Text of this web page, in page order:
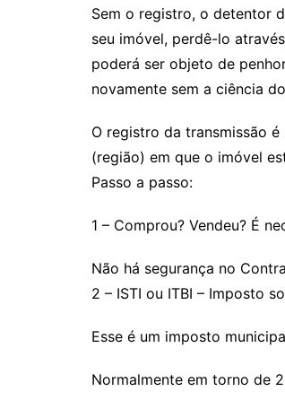
Sem o registro, o detentor
seu imóvel, perdê-lo
poderá ser objeto de
novamente sem a ciência
O registro da transmissão
(região) em que o imóvel
Passo a passo:
1 – Comprou? Vendeu? É
Não há segurança no
2 – ISTI ou ITBI – Imposto
Esse é um imposto
Normalmente em torno de